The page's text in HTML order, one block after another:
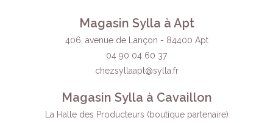
Magasin Sylla à Apt
406, avenue de Lançon - 84400 Apt
04 90 04 60 37
chezsyllaapt@sylla.fr
Magasin Sylla à Cavaillon
La Halle des Producteurs (boutique partenaire)